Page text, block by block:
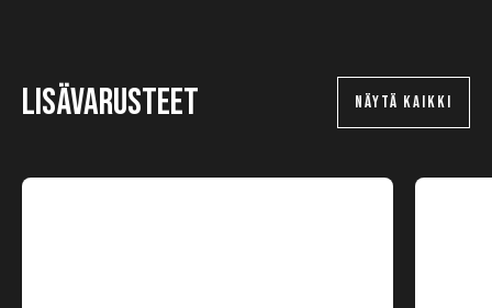
Lisävarusteet NÄYTÄ KAIKKI
Tällä